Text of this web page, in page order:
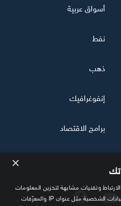
أسواق عربية
نفط
ذهب
إنفوغرافيك
برامج الاقتصاد
×
وتقنيات مشابهة لتخزين المعلومات
على جهازك والوصول إليها ومعالجة البيانات الشخصية مثل عنوان IP والمعرّفات